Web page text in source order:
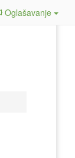
Oglašavanje